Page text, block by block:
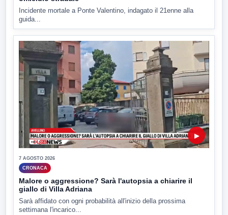
Incidente mortale a Ponte Valentino, indagato il 21enne alla
guida...
▶
7 AGOSTO 2026
CRONACA
Malore o aggressione? Sarà l'autopsia a chiarire il
giallo di Villa Adriana
Sarà affidato con ogni probabilità all'inizio della prossima
settimana l'incarico...